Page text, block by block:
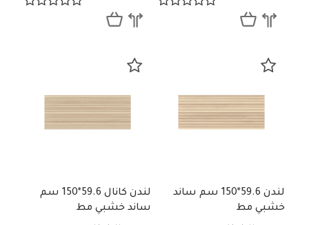
لندن 59.6*150 سم ساند
خشبي مط
لندن كانال 59.6*150 سم
ساند خشبي مط